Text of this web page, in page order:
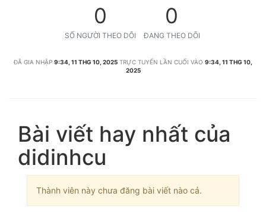
0
SỐ NGƯỜI THEO DÕI
0
ĐANG THEO DÕI
ĐÃ GIA NHẬP 9:34, 11 THG 10, 2025 TRỰC TUYẾN LẦN CUỐI VÀO 9:34, 11 THG 10,
2025
Bài viết hay nhất của
didinhcu
Thành viên này chưa đăng bài viết nào cả.